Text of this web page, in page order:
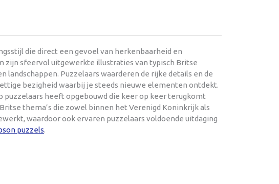
die direct een gevoel van herkenbaarheid en
zijn sfeervol uitgewerkte illustraties van typisch Britse
Puzzelaars waarderen de rijke details en de
bezigheid waarbij je steeds nieuwe elementen ontdekt.
heeft opgebouwd die keer op keer terugkomt
thema’s die zowel binnen het Verenigd Koninkrijk als
waardoor ook ervaren puzzelaars voldoende uitdaging
puzzels.